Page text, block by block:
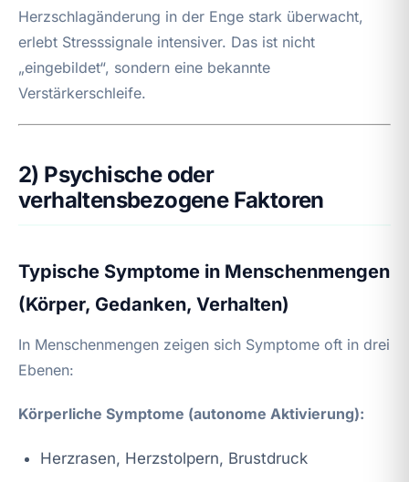
Herzschlagänderung in der Enge stark überwacht,
erlebt Stresssignale intensiver. Das ist nicht
„eingebildet“, sondern eine bekannte
Verstärkerschleife.
2) Psychische oder
verhaltensbezogene Faktoren
Typische Symptome in Menschenmengen
(Körper, Gedanken, Verhalten)
In Menschenmengen zeigen sich Symptome oft in drei
Ebenen:
Körperliche Symptome (autonome Aktivierung):
Herzrasen, Herzstolpern, Brustdruck